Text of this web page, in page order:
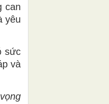
can
yêu
sức
và